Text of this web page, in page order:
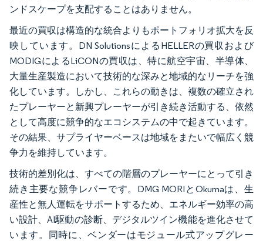
ンドスケープを支配することはありません。
最近の買収は構造的な統合よりもポートフォリオ拡大を反
映しています。DN SolutionsによるHELLERの買収および
MODIGによるLiCONの買収は、特に航空宇宙、半導体、
大量生産製造において技術的な深みと地域的なリーチを強
化しています。しかし、これらの動きは、複数の確立され
たプレーヤーと新興プレーヤーが引き続き活動する、依然
として高度に競争的なエコシステムの中で起きています。
その結果、サプライヤーベースは地域をまたいで幅広く競
争力を維持しています。
技術的差別化は、すべての階層のプレーヤーにとって引き
続き主要な競争レバーです。DMG MORIとOkumaは、生
産性と無人運転をサポートするため、エネルギー効率の高
い設計、AI駆動の診断、デジタルツイン機能を進化させて
います。同時に、ベンダーはモジュール式アップグレー